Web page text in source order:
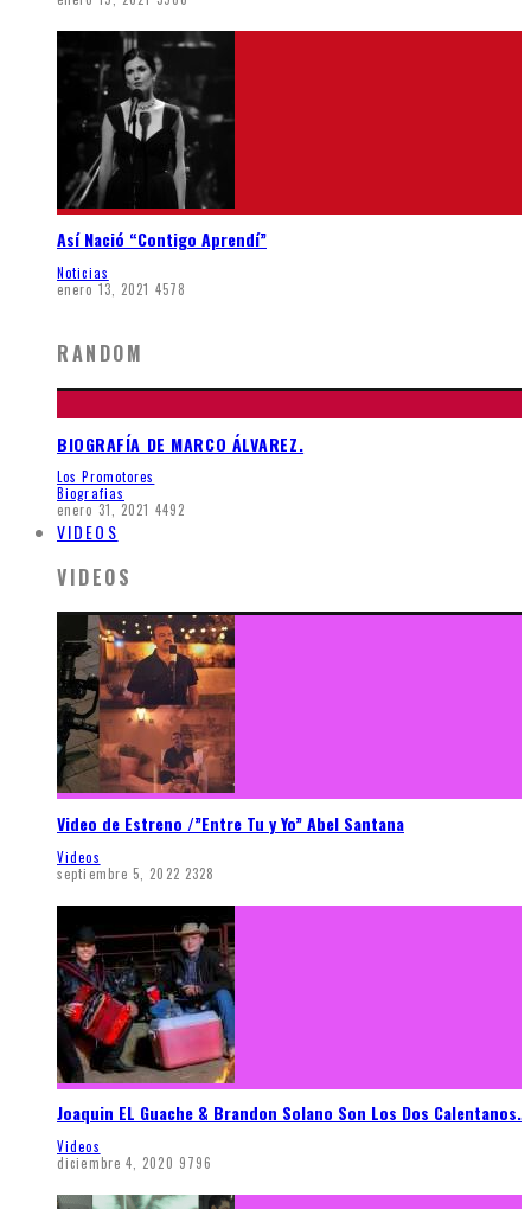
Así Nació “Contigo Aprendí”
Noticias
enero 13, 2021 4578
RANDOM
BIOGRAFÍA DE MARCO ÁLVAREZ.
Los Promotores
Biografias
enero 31, 2021 4492
VIDEOS
VIDEOS
Video de Estreno /”Entre Tu y Yo” Abel Santana
Videos
septiembre 5, 2022 2328
Joaquin EL Guache & Brandon Solano Son Los Dos Calentanos.
Videos
diciembre 4, 2020 9796